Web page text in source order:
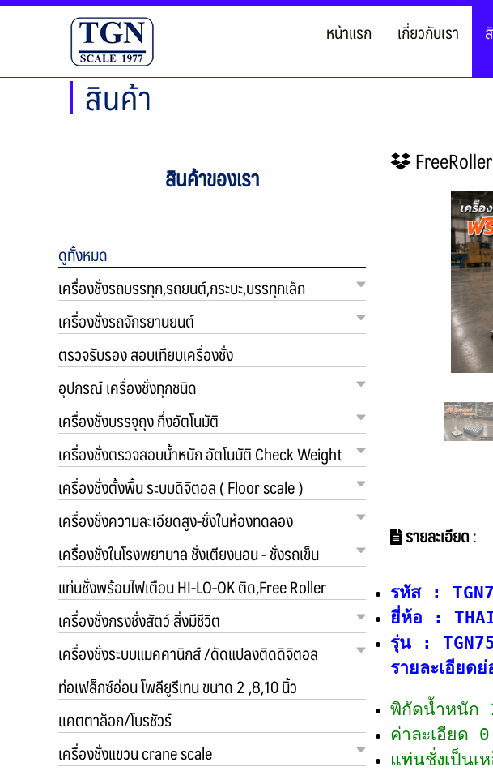
หน้าแรก เกี่ยวกับเรา
สินค้า
สินค้าของเรา
ดูทั้งหมด
เครื่องชั่งรถบรรทุก,รถยนต์,กระบะ,บรรทุกเล็ก
เครื่องชั่งรถจักรยานยนต์
ตรวจรับรอง สอบเทียบเครื่องชั่ง
อุปกรณ์ เครื่องชั่งทุกชนิด
เครื่องชั่งบรรจุถุง กึ่งอัตโนมัติ
เครื่องชั่งตรวจสอบน้ำหนัก อัตโนมัติ Check Weight
เครื่องชั่งตั้งพื้น ระบบดิจิตอล ( Floor scale )
เครื่องชั่งความละเอียดสูง-ชั่งในห้องทดลอง
เครื่องชั่งในโรงพยาบาล ชั่งเตียงนอน - ชั่งรถเข็น
แท่นชั่งพร้อมไฟเตือน HI-LO-OK ติด,Free Roller
เครื่องชั่งกรงชั่งสัตว์ สิ่งมีชีวิต
เครื่องชั่งระบบแมคคานิกส์ /ดัดแปลงติดดิจิตอล
ท่อเฟล็กซ์อ่อน โพลียูรีเทน ขนาด 2 ,8,10 นิ้ว
เเคตตาล็อก/โบรชัวร์
เครื่องชั่งแขวน crane scale
FreeRoller
รายละเอียด:
รหัส :
ยี่ห้อ :
รุ่น :
รายละเอียด
พิกัดน้ำหนัก
ค่าละเอียด
แท่นชั่งเป็นเ